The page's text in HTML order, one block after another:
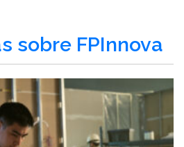
sobre FPInnova